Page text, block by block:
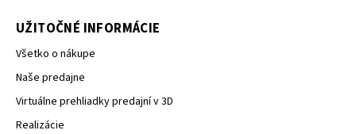
UŽITOČNÉ INFORMÁCIE
Všetko o nákupe
Naše predajne
Virtuálne prehliadky predajní v 3D
Realizácie